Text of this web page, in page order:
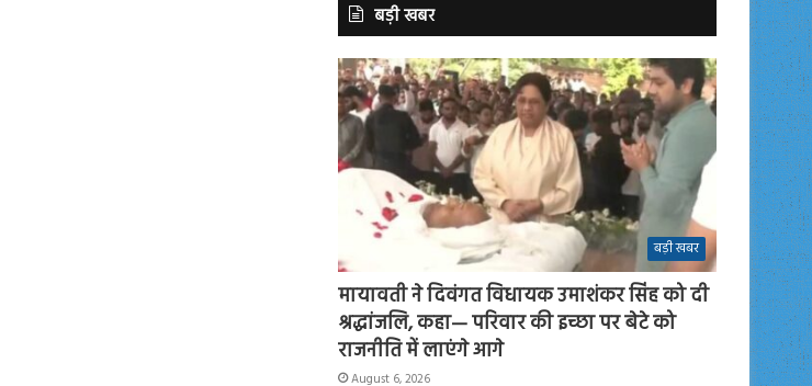
बड़ी खबर
बड़ी खबर
मायावती ने दिवंगत विधायक उमाशंकर सिंह को दी
श्रद्धांजलि, कहा— परिवार की इच्छा पर बेटे को
राजनीति में लाएंगे आगे
August 6, 2026